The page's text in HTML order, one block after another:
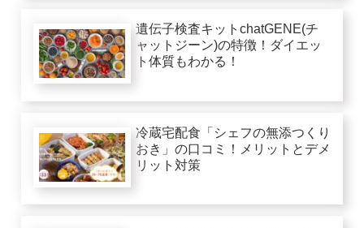
遺伝子検査キットchatGENE(チ
ャットジーン)の特徴！ダイエッ
ト体質もわかる！
冷蔵宅配食「シェフの無添つくり
おき」の口コミ！メリットとデメ
リット対策